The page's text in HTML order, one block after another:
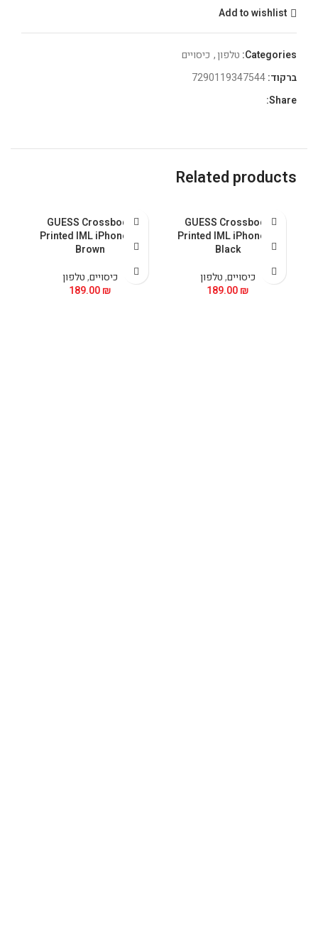
Add to wishlist
Categories: טלפון, כיסויים
ברקוד:
Share:
Related products
GUESS Crossbody
Printed IML iPhone 15
Black
כיסויים,טלפון
189.00₪
GUESS Crossbody
Printed IML iPhone 15
Brown
כיסויים,טלפון
189.00₪